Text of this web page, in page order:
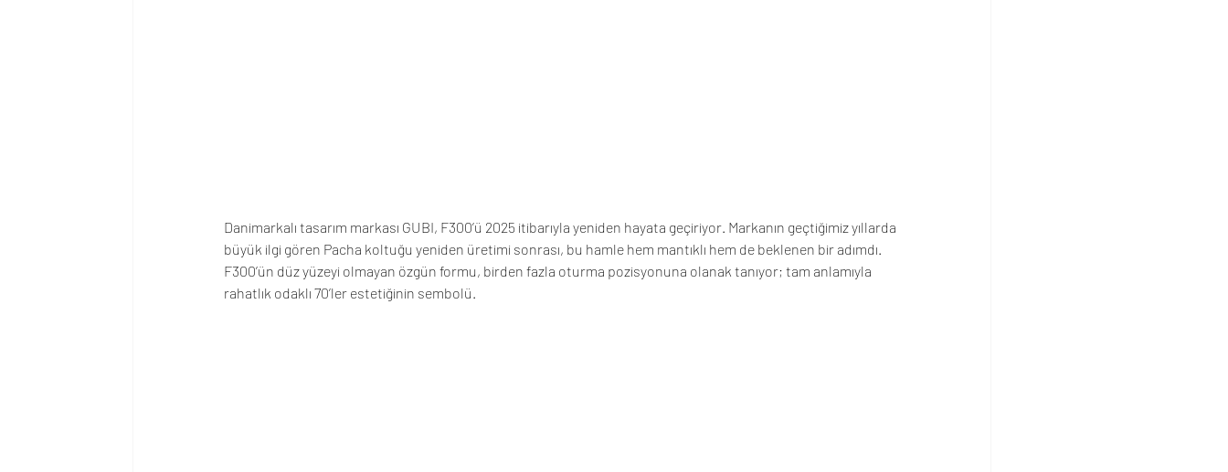
Danimarkalı tasarım markası GUBI, F300’ü 2025 itibarıyla yeniden hayata geçiriyor. Markanın geçtiğimiz yıllarda
büyük ilgi gören Pacha koltuğu yeniden üretimi sonrası, bu hamle hem mantıklı hem de beklenen bir adımdı.
F300’ün düz yüzeyi olmayan özgün formu, birden fazla oturma pozisyonuna olanak tanıyor; tam anlamıyla
rahatlık odaklı 70’ler estetiğinin sembolü.